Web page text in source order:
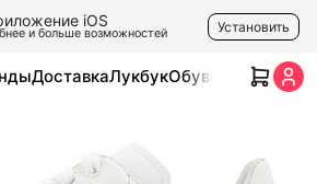
iOS
и больше возможностей Установить
ДоставкаЛукбукОбувь Одежда